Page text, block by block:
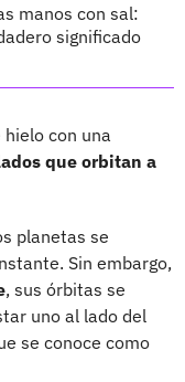
manos con sal:
significado
con una
que orbitan a
planetas se
Sin embargo,
, sus órbitas se
uno al lado del
se conoce como